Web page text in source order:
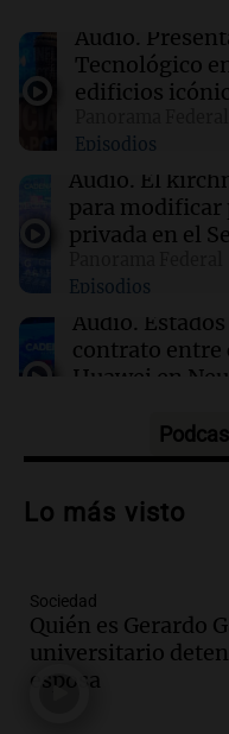
16:19 Boca Juniors
Boca confirmó
ecuatoriano
16:06 Mundo
Crisis sanitaria
israelíes afectan
salud
16:02 Mundo
Las primarias de
de un
Audio.
Tecnológico
edificios
Episodios
Audio. El
para modificar
privada en el
Episodios
Audio.
contrato entre
Huawei en
Audio.El
provincia y su
Audio.
recordó su
siempre:
Viva la Radio
Lo más visto
Sociedad
Quién es Gerardo
universitario
esposa